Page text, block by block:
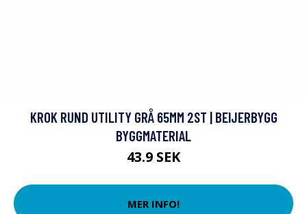
KROK RUND UTILITY GRÅ 65MM 2ST | BEIJERBYGG
BYGGMATERIAL
43.9 SEK
MER INFO!